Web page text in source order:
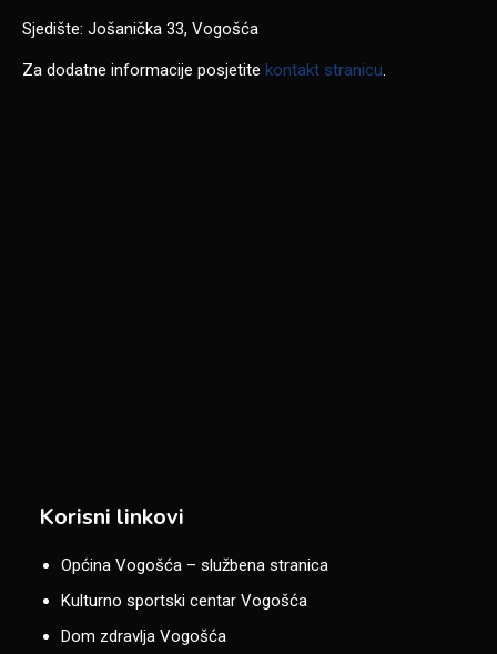
Sjedište: Jošanička 33, Vogošća
Za dodatne informacije posjetite kontakt stranicu.
Korisni linkovi
Općina Vogošća – službena stranica
Kulturno sportski centar Vogošća
Dom zdravlja Vogošća